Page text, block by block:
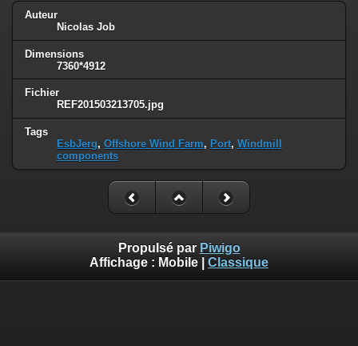
Auteur
Nicolas Job
Dimensions
7360*4912
Fichier
REF201503213705.jpg
Tags
EsbJerg, Offshore Wind Farm, Port, Windmill
components
Propulsé par Piwigo
Affichage : Mobile Classique